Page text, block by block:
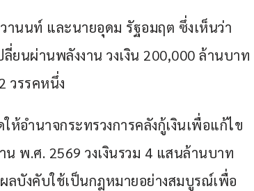
านนท์ และนายอุดม รัฐอมฤต ซึ่งเห็นว่า
ยนผ่านพลังงาน วงเงิน 200,000 ล้านบาท
วรรคหนึ่ง
อำนาจกระทรวงการคลังกู้เงินเพื่อแก้ไข
พ.ศ. 2569 วงเงินรวม 4 แสนล้านบาท
บังคับใช้เป็นกฎหมายอย่างสมบูรณ์เพื่อ